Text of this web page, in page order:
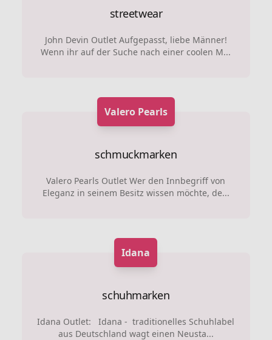
streetwear
John Devin Outlet Aufgepasst, liebe Männer!
Wenn ihr auf der Suche nach einer coolen M...
Valero Pearls
schmuckmarken
Valero Pearls Outlet Wer den Innbegriff von
Eleganz in seinem Besitz wissen möchte, de...
Idana
schuhmarken
Idana Outlet: Idana - traditionelles Schuhlabel
aus Deutschland wagt einen Neusta...